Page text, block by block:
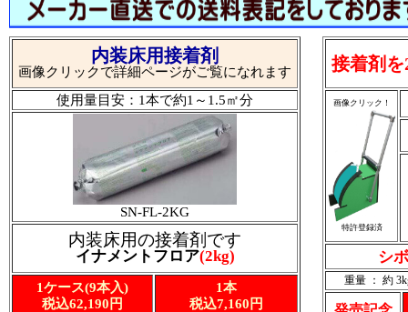
内装床用接着剤
画像クリックで詳細ページがご覧になれます
使用量目安：1本で約1～1.5㎡分
SN-FL-2KG
内装床用の接着剤です
イナメントフロア(2kg)
1ケース(9本入)
税込62,190円
1本
税込7,160円
接着剤
画像クリック！
特許登録済
シ
重量 ： 約